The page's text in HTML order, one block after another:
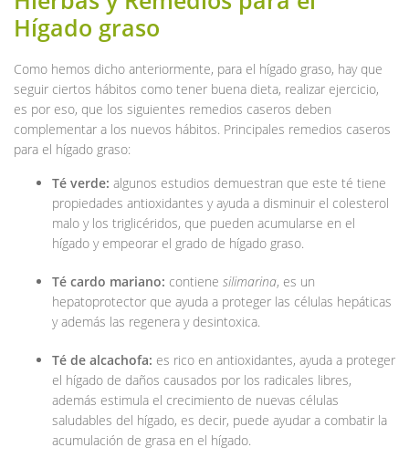
Hígado graso
Como hemos dicho anteriormente, para el hígado graso, hay que
seguir ciertos hábitos como tener buena dieta, realizar ejercicio,
es por eso, que los siguientes remedios caseros deben
complementar a los nuevos hábitos. Principales remedios caseros
para el hígado graso:
Té verde: algunos estudios demuestran que este té tiene
propiedades antioxidantes y ayuda a disminuir el colesterol
malo y los triglicéridos, que pueden acumularse en el
hígado y empeorar el grado de hígado graso.
Té cardo mariano: contiene silimarina, es un
hepatoprotector que ayuda a proteger las células hepáticas
y además las regenera y desintoxica.
Té de alcachofa: es rico en antioxidantes, ayuda a proteger
el hígado de daños causados por los radicales libres,
además estimula el crecimiento de nuevas células
saludables del hígado, es decir, puede ayudar a combatir la
acumulación de grasa en el hígado.